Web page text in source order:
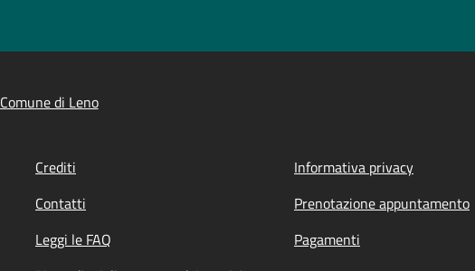
Comune di Leno
Crediti Informativa privacy
Contatti Prenotazione appuntamento
Leggi le FAQ Pagamenti